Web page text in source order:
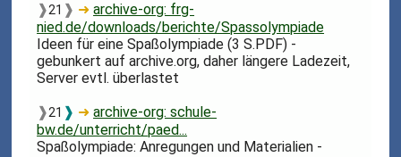
❱21 ❱ ➜archive-org: frg-
nied.de/downloads/berichte/Spassolympiade
Ideen für eine Spaßolympiade (3 S.PDF) -
gebunkert auf archive.org, daher längere Ladezeit,
Server evtl. überlastet
❱21 ❱ ➜archive-org: schule-
bw.de/unterricht/paed...
Spaßolympiade: Anregungen und Materialien -